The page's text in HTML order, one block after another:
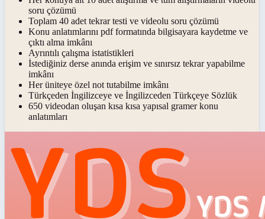
soru çözümü
Toplam 40 adet tekrar testi ve videolu soru çözümü
Konu anlatımlarını pdf formatında bilgisayara kaydetme ve
çıktı alma imkânı
Ayrıntılı çalışma istatistikleri
İstediğiniz derse anında erişim ve sınırsız tekrar yapabilme
imkânı
Her üniteye özel not tutabilme imkânı
Türkçeden İngilizceye ve İngilizceden Türkçeye Sözlük
650 videodan oluşan kısa kısa yapısal gramer konu
anlatımları